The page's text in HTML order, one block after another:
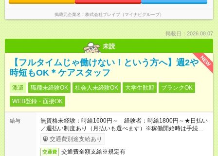
掲載元企業名 株式会社ブレイブ（マイナビグループ）
掲載日：2026.08.07
未読
NEW
【フルタイムじゃ働けない！という方へ】週2や
時短もOK＊ケアスタッフ
派遣 職種未経験OK 社会人未経験OK 大学生歓迎
ブランクOK
WEB登録・面接OK
給与
無資格未経験：時給1600円～ 経験者：時給1800円～★日払い
／週払い制度あり（月払いも選べます）※稼働開始時は手続き完
了次第のお支払いとなります。
交通費別途支給あり
交通費 交通費全額支給※規定有